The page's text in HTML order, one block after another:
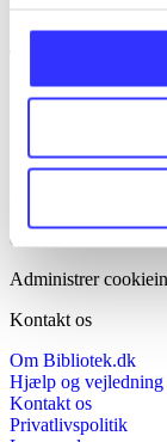
Bibliotek.dk er en
materialer og så
Bibliotek.dk til at
tidsskrifter, artikler,
et fysisk bibliotek,
dit lokale bibliotek.
Administrer
Kontakt os
Om Bibliotek.dk
Hjælp og vejledning
Kontakt os
Privatlivspolitik